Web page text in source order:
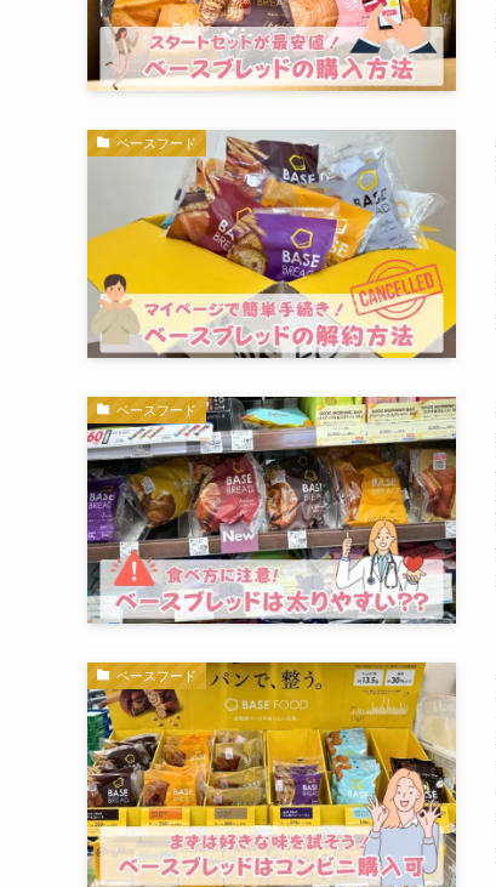
ベースフード
ベースフード
ベースフード